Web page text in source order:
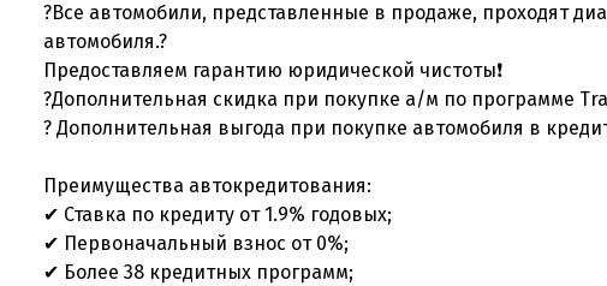
?Все автомобили, представленные в продаже, проходят
автомобиля.?
Предоставляем гарантию юридической чистоты❗
?Дополнительная скидка при покупке а/м по программе
? Дополнительная выгода при покупке автомобиля в
Преимущества автокредитования:
✔ Ставка по кредиту от 1.9% годовых;
✔ Первоначальный взнос от 0%;
✔ Более 38 кредитных программ;